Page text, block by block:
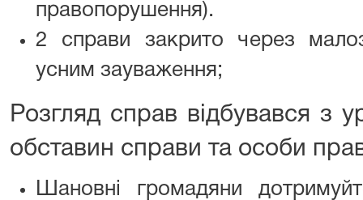
правопорушення).
2 справи закрито через
усним зауваження;
Розгляд справ відбувався з
обставин справи та особи
Шановні громадяни